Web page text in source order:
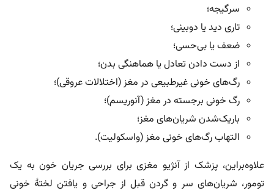
سرگیجه؛
تاری دید یا دوبینی؛
ضعف یا بی‌حسی؛
از دست دادن تعادل یا هماهنگی بدن؛
رگ‌های خونی غیرطبیعی در مغز (اختلالات عروقی)؛
رگ خونی برجسته در مغز (آنوریسم)؛
باریک‌شدن شریان‌های مغز؛
التهاب رگ‌های خونی مغز (واسکولیت).
علاوه‌براین، پزشک از آنژیو مغزی برای بررسی جریان خون به یک
تومور، شریان‌های سر و گردن قبل از جراحی و یافتن لختۀ خونی